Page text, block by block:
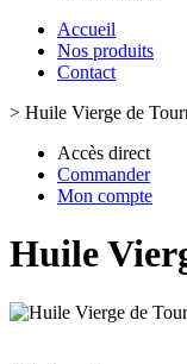
Accueil
Nos produits
Contact
> Huile Vierge de
Accès direct
Commander
Mon compte
Huile